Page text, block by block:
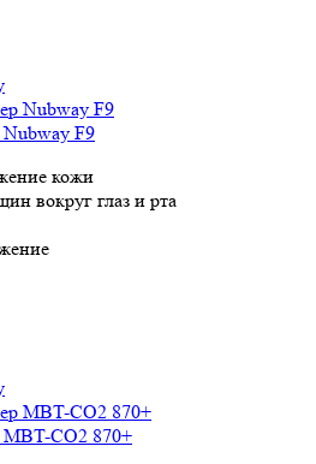
F9
кожи
вокруг глаз и рта
CO2 870+